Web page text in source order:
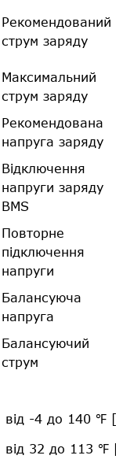
Рекомендований
струм заряду
Максимальний
струм заряду
Рекомендована
напруга заряду
Відключення
напруги заряду
BMS
Повторне
підключення
напруги
Балансуюча
напруга
Балансуючий
струм
від -4 до 140 ℉
від 32 до 113